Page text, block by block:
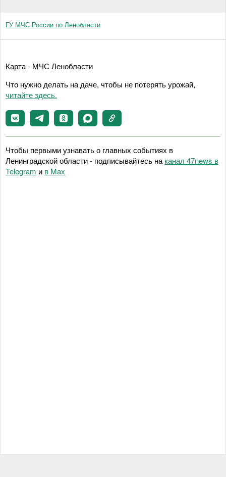
ГУ МЧС России по Ленобласти
Карта - МЧС Ленобласти
Что нужно делать на даче, чтобы не потерять урожай,
читайте здесь.
Чтобы первыми узнавать о главных событиях в
Ленинградской области - подписывайтесь на канал 47news в
Telegram и в Maх